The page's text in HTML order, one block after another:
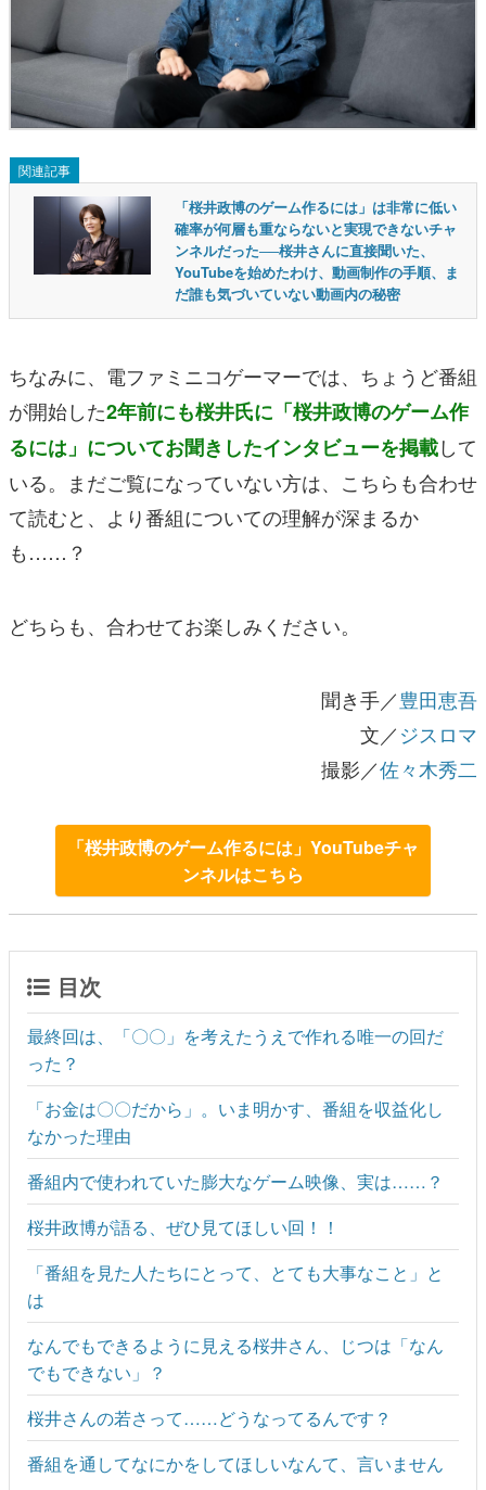
関連記事
「桜井政博のゲーム作るには」は非常に低い
確率が何層も重ならないと実現できないチャ
ンネルだった──桜井さんに直接聞いた、
YouTubeを始めたわけ、動画制作の手順、ま
だ誰も気づいていない動画内の秘密
ちなみに、電ファミニコゲーマーでは、ちょうど番組
が開始した2年前にも桜井氏に「桜井政博のゲーム作
るには」についてお聞きしたインタビューを掲載して
いる。まだご覧になっていない方は、こちらも合わせ
て読むと、より番組についての理解が深まるか
も……？
どちらも、合わせてお楽しみください。
聞き手／豊田恵吾
文／ジスロマ
撮影／佐々木秀二
「桜井政博のゲーム作るには」YouTubeチャ
ンネルはこちら
目次
最終回は、「〇〇」を考えたうえで作れる唯一の回だ
った？
「お金は〇〇だから」。いま明かす、番組を収益化し
なかった理由
番組内で使われていた膨大なゲーム映像、実は……？
桜井政博が語る、ぜひ見てほしい回！！
「番組を見た人たちにとって、とても大事なこと」と
は
なんでもできるように見える桜井さん、じつは「なん
でもできない」？
桜井さんの若さって……どうなってるんです？
番組を通してなにかをしてほしいなんて、言いません